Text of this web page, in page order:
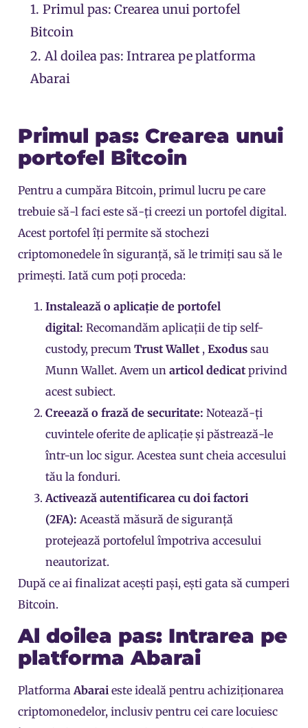
1. Primul pas: Crearea unui portofel
Bitcoin
2. Al doilea pas: Intrarea pe platforma
Abarai
Primul pas: Crearea unui
portofel Bitcoin
Pentru a cumpăra Bitcoin, primul lucru pe care
trebuie să-l faci este să-ți creezi un portofel digital.
Acest portofel îți permite să stochezi
criptomonedele în siguranță, să le trimiți sau să le
primești. Iată cum poți proceda:
Instalează o aplicație de portofel
digital: Recomandăm aplicații de tip self-
custody, precum Trust Wallet , Exodus sau
Munn Wallet. Avem un articol dedicat privind
acest subiect.
Creează o frază de securitate: Notează-ți
cuvintele oferite de aplicație și păstrează-le
într-un loc sigur. Acestea sunt cheia accesului
tău la fonduri.
Activează autentificarea cu doi factori
(2FA): Această măsură de siguranță
protejează portofelul împotriva accesului
neautorizat.
După ce ai finalizat acești pași, ești gata să cumperi
Bitcoin.
Al doilea pas: Intrarea pe
platforma Abarai
PlatformaAbarai este ideală pentru achiziționarea
criptomonedelor, inclusiv pentru cei care locuiesc